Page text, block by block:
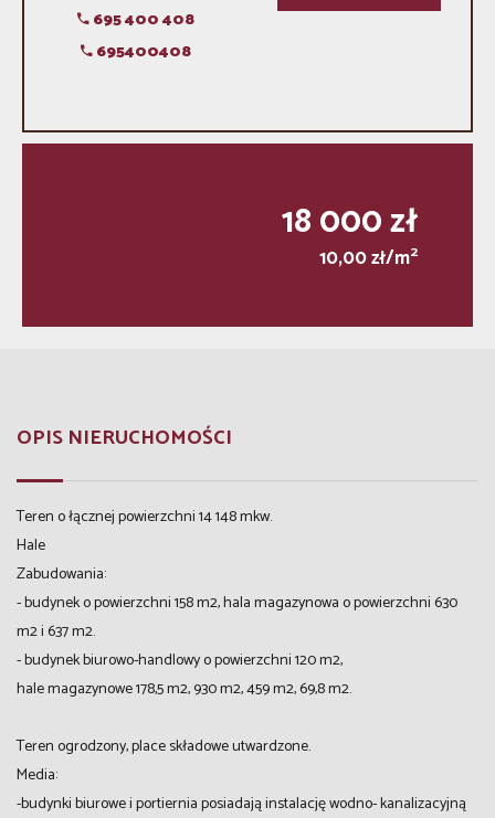
695 400 408
695400408
18 000 zł
10,00 zł/m2
OPIS NIERUCHOMOŚCI
Teren o łącznej powierzchni 14 148 mkw.
Hale
Zabudowania:
- budynek o powierzchni 158 m2, hala magazynowa o powierzchni 630
m2 i 637 m2.
- budynek biurowo-handlowy o powierzchni 120 m2,
hale magazynowe 178,5 m2, 930 m2, 459 m2, 69,8 m2.
Teren ogrodzony, place składowe utwardzone.
Media:
-budynki biurowe i portiernia posiadają instalację wodno- kanalizacyjną